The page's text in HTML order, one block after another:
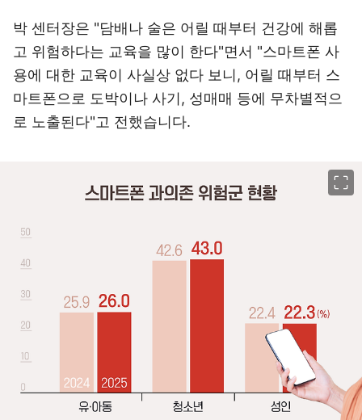
박 센터장은 "담배나 술은 어릴 때부터 건강에 해롭
고 위험하다는 교육을 많이 한다"면서 "스마트폰 사
용에 대한 교육이 사실상 없다 보니, 어릴 때부터 스
마트폰으로 도박이나 사기, 성매매 등에 무차별적으
로 노출된다"고 전했습니다.